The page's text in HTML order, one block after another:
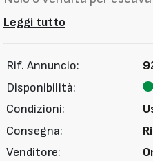
Leggi tutto
Rif. Annuncio:
Disponibilità:
Condizioni:
Consegna:
Venditore: